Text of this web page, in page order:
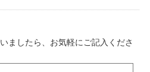
ましたら、お気軽にご記入くださ